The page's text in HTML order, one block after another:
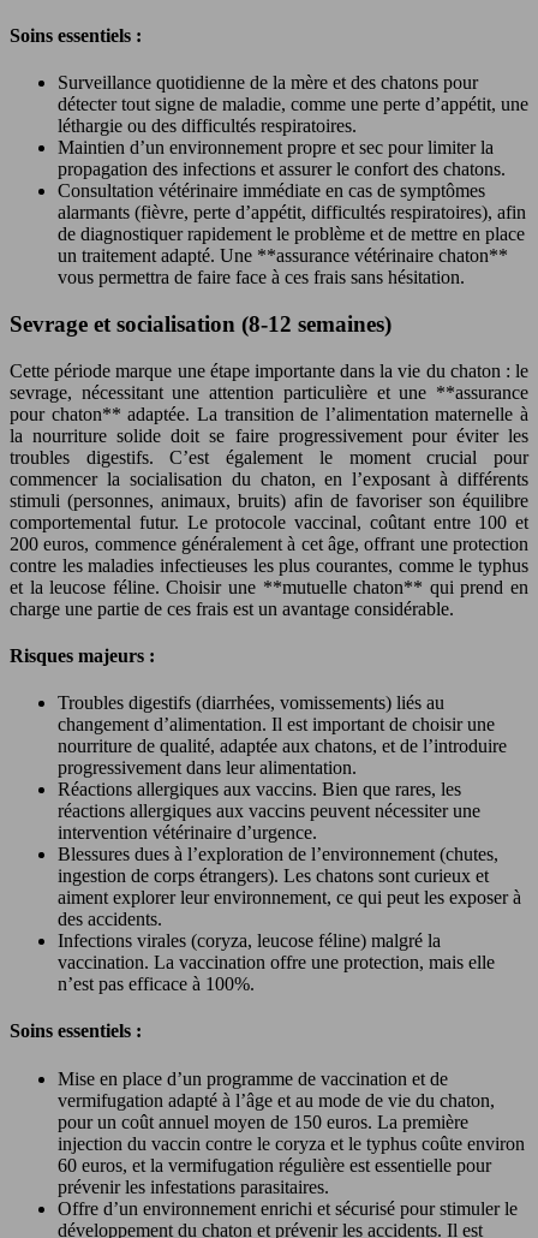
Soins essentiels :
Surveillance quotidienne de la mère et des chatons pour
détecter tout signe de maladie, comme une perte d’appétit, une
léthargie ou des difficultés respiratoires.
Maintien d’un environnement propre et sec pour limiter la
propagation des infections et assurer le confort des chatons.
Consultation vétérinaire immédiate en cas de symptômes
alarmants (fièvre, perte d’appétit, difficultés respiratoires), afin
de diagnostiquer rapidement le problème et de mettre en place
un traitement adapté. Une **assurance vétérinaire chaton**
vous permettra de faire face à ces frais sans hésitation.
Sevrage et socialisation (8-12 semaines)
Cette période marque une étape importante dans la vie du chaton : le
sevrage, nécessitant une attention particulière et une **assurance
pour chaton** adaptée. La transition de l’alimentation maternelle à
la nourriture solide doit se faire progressivement pour éviter les
troubles digestifs. C’est également le moment crucial pour
commencer la socialisation du chaton, en l’exposant à différents
stimuli (personnes, animaux, bruits) afin de favoriser son équilibre
comportemental futur. Le protocole vaccinal, coûtant entre 100 et
200 euros, commence généralement à cet âge, offrant une protection
contre les maladies infectieuses les plus courantes, comme le typhus
et la leucose féline. Choisir une **mutuelle chaton** qui prend en
charge une partie de ces frais est un avantage considérable.
Risques majeurs :
Troubles digestifs (diarrhées, vomissements) liés au
changement d’alimentation. Il est important de choisir une
nourriture de qualité, adaptée aux chatons, et de l’introduire
progressivement dans leur alimentation.
Réactions allergiques aux vaccins. Bien que rares, les
réactions allergiques aux vaccins peuvent nécessiter une
intervention vétérinaire d’urgence.
Blessures dues à l’exploration de l’environnement (chutes,
ingestion de corps étrangers). Les chatons sont curieux et
aiment explorer leur environnement, ce qui peut les exposer à
des accidents.
Infections virales (coryza, leucose féline) malgré la
vaccination. La vaccination offre une protection, mais elle
n’est pas efficace à 100%.
Soins essentiels :
Mise en place d’un programme de vaccination et de
vermifugation adapté à l’âge et au mode de vie du chaton,
pour un coût annuel moyen de 150 euros. La première
injection du vaccin contre le coryza et le typhus coûte environ
60 euros, et la vermifugation régulière est essentielle pour
prévenir les infestations parasitaires.
Offre d’un environnement enrichi et sécurisé pour stimuler le
développement du chaton et prévenir les accidents. Il est